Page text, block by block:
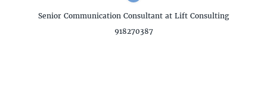
Senior Communication Consultant at Lift Consulting
918270387